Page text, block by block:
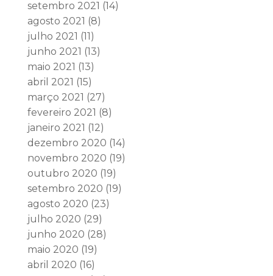
setembro 2021 (14)
agosto 2021 (8)
julho 2021 (11)
junho 2021 (13)
maio 2021 (13)
abril 2021 (15)
março 2021 (27)
fevereiro 2021 (8)
janeiro 2021 (12)
dezembro 2020 (14)
novembro 2020 (19)
outubro 2020 (19)
setembro 2020 (19)
agosto 2020 (23)
julho 2020 (29)
junho 2020 (28)
maio 2020 (19)
abril 2020 (16)